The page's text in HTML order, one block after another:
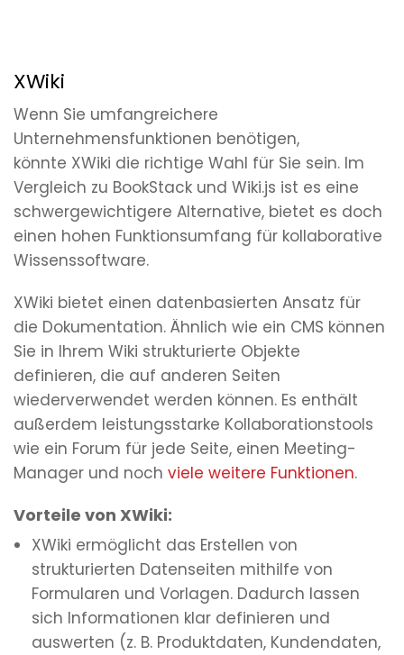
XWiki
Wenn Sie umfangreichere
Unternehmensfunktionen benötigen,
könnte XWiki die richtige Wahl für Sie sein. Im
Vergleich zu BookStack und Wiki.js ist es eine
schwergewichtigere Alternative, bietet es doch
einen hohen Funktionsumfang für kollaborative
Wissenssoftware.
XWiki bietet einen datenbasierten Ansatz für
die Dokumentation. Ähnlich wie ein CMS können
Sie in Ihrem Wiki strukturierte Objekte
definieren, die auf anderen Seiten
wiederverwendet werden können. Es enthält
außerdem leistungsstarke Kollaborationstools
wie ein Forum für jede Seite, einen Meeting-
Manager und noch viele weitere Funktionen.
Vorteile von XWiki:
XWiki ermöglicht das Erstellen von
strukturierten Datenseiten mithilfe von
Formularen und Vorlagen. Dadurch lassen
sich Informationen klar definieren und
auswerten (z. B. Produktdaten, Kundendaten,